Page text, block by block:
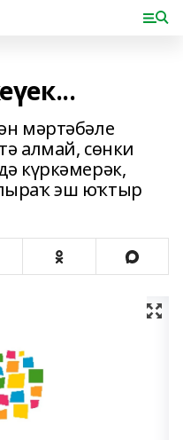
мәртәбәле
алмай, сөнки
күркәмерәк,
эш юҡтыр